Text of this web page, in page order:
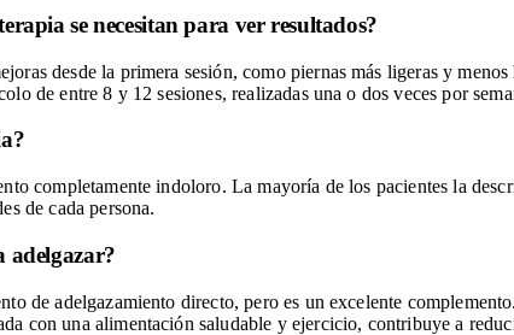
se necesitan para ver resultados?
desde la primera sesión, como piernas más ligeras y
de entre 8 y 12 sesiones, realizadas una o dos veces por
completamente indoloro. La mayoría de los pacientes la
de cada persona.
adelgazar?
de adelgazamiento directo, pero es un excelente
con una alimentación saludable y ejercicio, contribuye a